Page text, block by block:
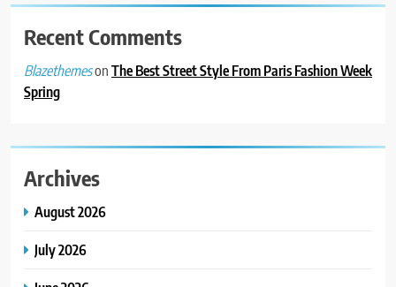
Recent Comments
BlazethemesonThe Best Street Style From Paris Fashion Week
Spring
Archives
August 2026
July 2026